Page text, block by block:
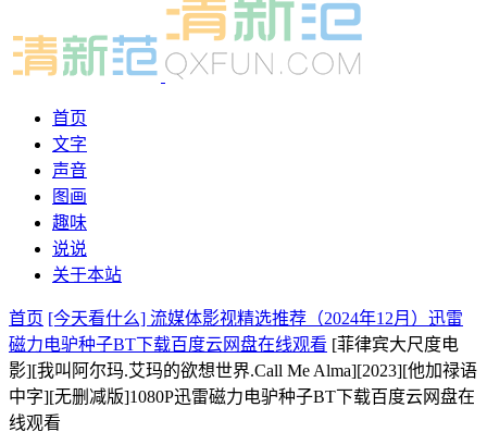
首页
文字
声音
图画
趣味
说说
关于本站
首页 [今天看什么] 流媒体影视精选推荐（2024年12月）迅雷
磁力电驴种子BT下载百度云网盘在线观看 [菲律宾大尺度电
影][我叫阿尔玛.艾玛的欲想世界.Call Me Alma][2023][他加禄语
中字][无删减版]1080P迅雷磁力电驴种子BT下载百度云网盘在
线观看